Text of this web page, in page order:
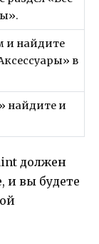
и найдите
в
найдите и
должен
и вы будете